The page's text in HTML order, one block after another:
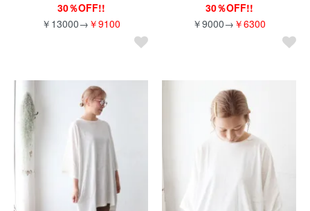
30％OFF!!
￥13000→ ￥9100
30％OFF!!
￥9000→ ￥6300